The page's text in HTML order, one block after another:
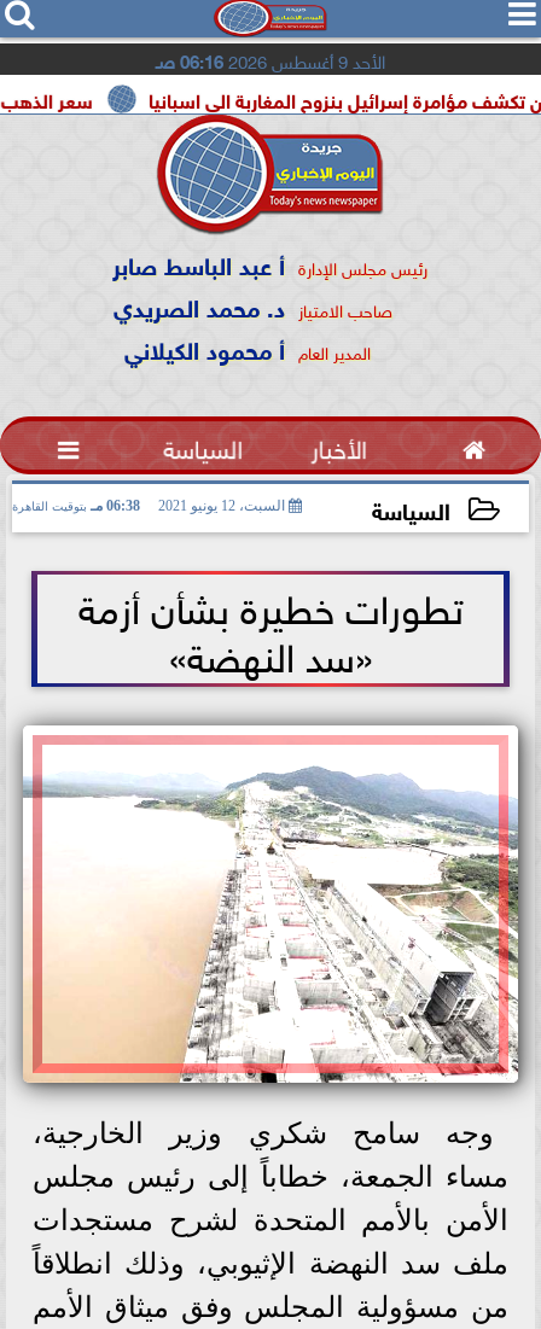
  
الأحد 9 أغسطس 2026 06:16 صـ
سعر الذهب اليوم السبت 8 أغسطس إسرائيل بنزوح المغاربة الى اسبانيا
رئيس مجلس الإدارة أ عبد الباسط صابر
صاحب الامتياز د. محمد الصريدي
المدير العام أ محمود الكيلاني
 الأخبار السياسة 
السياسة السبت، 12 يونيو 2021 06:38 مـ بتوقيت القاهرة
تطورات خطيرة بشأن أزمة
«سد النهضة»
وجه سامح شكري وزير الخارجية،
مساء الجمعة، خطاباً إلى رئيس مجلس
الأمن بالأمم المتحدة لشرح مستجدات
ملف سد النهضة الإثيوبي، وذلك انطلاقاً
من مسؤولية المجلس وفق ميثاق الأمم